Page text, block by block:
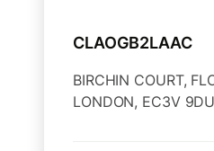
CLAOGB2LAAC
BIRCHIN COURT,
LONDON, EC3V 9DU